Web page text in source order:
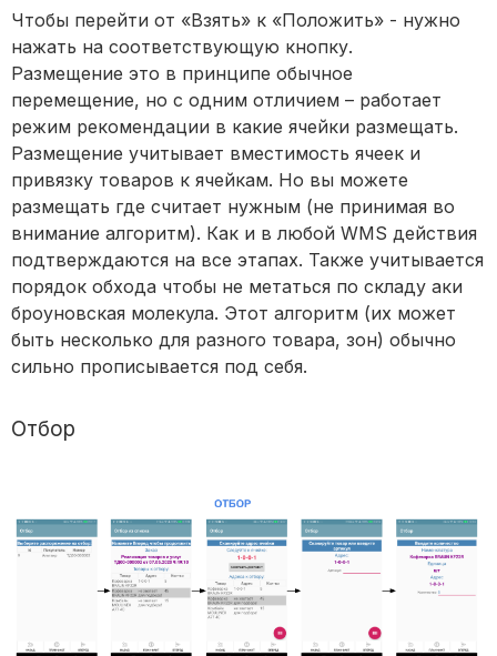
Чтобы перейти от «Взять» к «Положить» - нужно
нажать на соответствующую кнопку.
Размещение это в принципе обычное
перемещение, но с одним отличием – работает
режим рекомендации в какие ячейки размещать.
Размещение учитывает вместимость ячеек и
привязку товаров к ячейкам. Но вы можете
размещать где считает нужным (не принимая во
внимание алгоритм). Как и в любой WMS действия
подтверждаются на все этапах. Также учитывается
порядок обхода чтобы не метаться по складу аки
броуновская молекула. Этот алгоритм (их может
быть несколько для разного товара, зон) обычно
сильно прописывается под себя.
Отбор